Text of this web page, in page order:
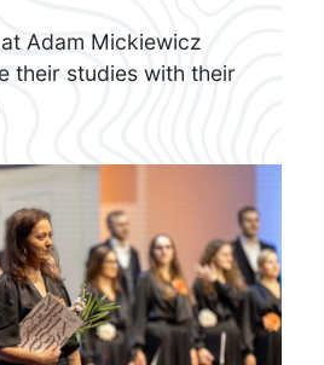
Adam Mickiewicz
their studies with their